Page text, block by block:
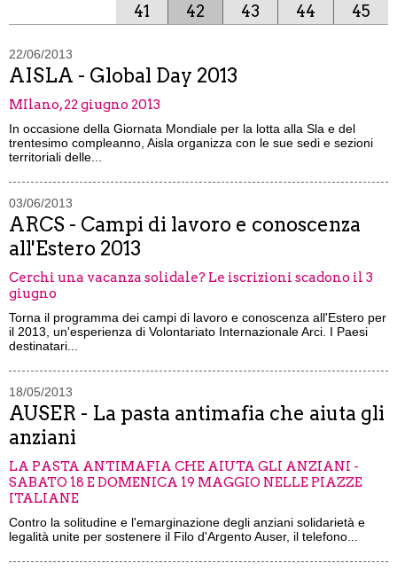
41
42 43 44 45
22/06/2013
AISLA - Global Day 2013
MIlano, 22 giugno 2013
In occasione della Giornata Mondiale per la lotta alla Sla e del
trentesimo compleanno, Aisla organizza con le sue sedi e sezioni
territoriali delle...
03/06/2013
ARCS - Campi di lavoro e conoscenza
all'Estero 2013
Cerchi una vacanza solidale? Le iscrizioni scadono il 3
giugno
Torna il programma dei campi di lavoro e conoscenza all'Estero per
il 2013, un'esperienza di Volontariato Internazionale Arci. I Paesi
destinatari...
18/05/2013
AUSER - La pasta antimafia che aiuta gli
anziani
LA PASTA ANTIMAFIA CHE AIUTA GLI ANZIANI -
SABATO 18 E DOMENICA 19 MAGGIO NELLE PIAZZE
ITALIANE
Contro la solitudine e l'emarginazione degli anziani solidarietà e
legalità unite per sostenere il Filo d'Argento Auser, il telefono...